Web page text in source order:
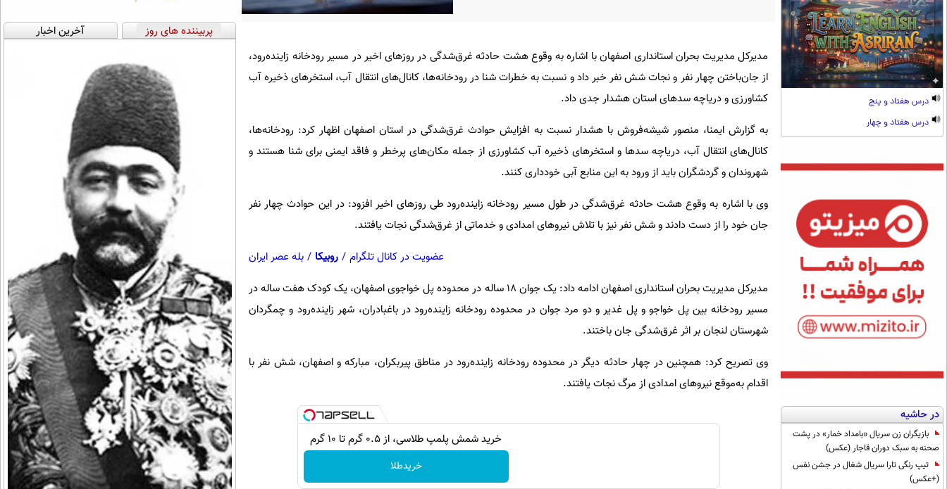
درس هفتاد و پنج
درس هفتاد و چهار
در حاشیه
بازیگران زن سریال «بامداد خمار» در پشت
صحنه به سبک دوران قاجار (عکس)
تیپ رنگی تارا سریال شغال در جشن نفس
(+عکس)
مدیرکل مدیریت بحران استانداری اصفهان با اشاره به وقوع هشت حادثه غرق‌شدگی در روزهای اخیر در مسیر رودخانه زاینده‌رود،
از جان‌باختن چهار نفر و نجات شش نفر خبر داد و نسبت به خطرات شنا در رودخانه‌ها، کانال‌های انتقال آب، استخرهای ذخیره آب
کشاورزی و دریاچه سدهای استان هشدار جدی داد.
به گزارش ایمنا، منصور شیشه‌فروش با هشدار نسبت به افزایش حوادث غرق‌شدگی در استان اصفهان اظهار کرد: رودخانه‌ها،
کانال‌های انتقال آب، دریاچه سدها و استخرهای ذخیره آب کشاورزی از جمله مکان‌های پرخطر و فاقد ایمنی برای شنا هستند و
شهروندان و گردشگران باید از ورود به این منابع آبی خودداری کنند.
وی با اشاره به وقوع هشت حادثه غرق‌شدگی در طول مسیر رودخانه زاینده‌رود طی روزهای اخیر افزود: در این حوادث چهار نفر
جان خود را از دست دادند و شش نفر نیز با تلاش نیروهای امدادی و خدماتی از غرق‌شدگی نجات یافتند.
عضویت در کانال تلگرام / روبیکا / بله عصر ایران
مدیرکل مدیریت بحران استانداری اصفهان ادامه داد: یک جوان ۱۸ ساله در محدوده پل خواجوی اصفهان، یک کودک هفت ساله در
مسیر رودخانه بین پل خواجو و پل غدیر و دو مرد جوان در محدوده رودخانه زاینده‌رود در باغبادران، شهر زاینده‌رود و چمگردان
شهرستان لنجان بر اثر غرق‌شدگی جان باختند.
وی تصریح کرد: همچنین در چهار حادثه دیگر در محدوده رودخانه زاینده‌رود در مناطق پیربکران، مبارکه و اصفهان، شش نفر با
اقدام به‌موقع نیروهای امدادی از مرگ نجات یافتند.
خرید شمش پلمپ طلاسی، از ۰.۵ گرم تا ۱۰ گرم
خریدطلا
پربیننده های روز آخرین اخبار